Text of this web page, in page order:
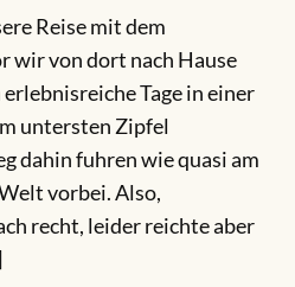
Reise mit dem
wir von dort nach Hause
Tage in einer
untersten Zipfel
dahin fuhren wie quasi am
vorbei. Also,
recht, leider reichte aber